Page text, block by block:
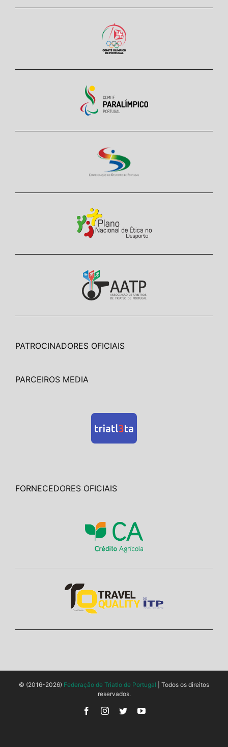
PATROCINADORES OFICIAIS
PARCEIROS MEDIA
FORNECEDORES OFICIAIS
© (2016-2026) Federação de Triatlo de Portugal | Todos os direitos
reservados.
FacebookInstagram
TwitterYouTube